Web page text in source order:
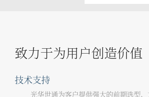
致力于为用户创造价值
技术支持
光华世通为客户提供强大的前期选型、